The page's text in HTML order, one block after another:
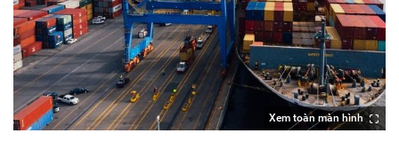
Xem toàn màn hình